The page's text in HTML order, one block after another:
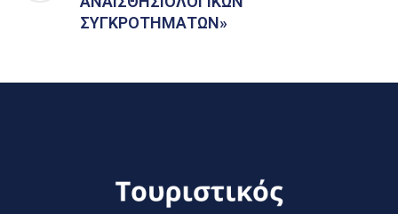
ΣΥΓΚΡΟΤΗΜΑΤΩΝ»